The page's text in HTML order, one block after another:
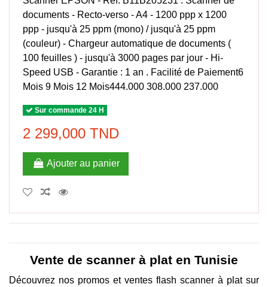
documents - Recto-verso - A4 - 1200 ppp x 1200
ppp - jusqu'à 25 ppm (mono) / jusqu'à 25 ppm
(couleur) - Chargeur automatique de documents (
100 feuilles ) - jusqu'à 3000 pages par jour - Hi-
Speed USB - Garantie : 1 an . Facilité de Paiement6
Mois 9 Mois 12 Mois444.000 308.000 237.000
Sur commande 24 H
2 299,000 TND
Ajouter au panier
Vente de scanner à plat en Tunisie
Découvrez nos promos et ventes flash scanner à plat sur